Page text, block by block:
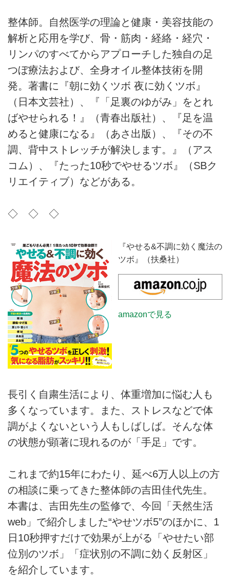
整体師。自然医学の理論と健康・美容技能の
解析と応用を学び、骨・筋肉・経絡・経穴・
リンパのすべてからアプローチした独自の足
つぼ療法および、全身オイル整体技術を開
発。著書に『朝に効くツボ 夜に効くツボ』
（日本文芸社）、『「足裏のゆがみ」をとれ
ばやせられる！』（青春出版社）、『足を温
めると健康になる』（あさ出版）、『その不
調、背中ストレッチが解決します。』（アス
コム）、『たった10秒でやせるツボ』（SBク
リエイティブ）などがある。
◇ ◇ ◇
『やせる&不調に効く魔法の
ツボ』（扶桑社）
amazonで見る
長引く自粛生活により、体重増加に悩む人も
多くなっています。また、ストレスなどで体
調がよくないという人もしばしば。そんな体
の状態が顕著に現れるのが「手足」です。
これまで約15年にわたり、延べ6万人以上の方
の相談に乗ってきた整体師の吉田佳代先生。
本書は、吉田先生の監修で、今回「天然生活
web」で紹介しました“やせツボ5”のほかに、1
日10秒押すだけで効果が上がる「やせたい部
位別のツボ」「症状別の不調に効く反射区」
を紹介しています。